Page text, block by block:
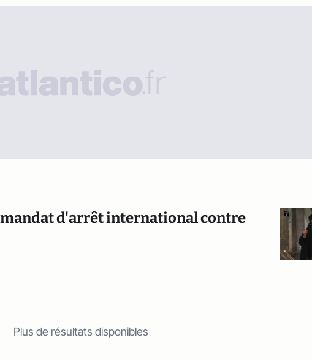
mandat d'arrêt international contre
Plus de résultats disponibles